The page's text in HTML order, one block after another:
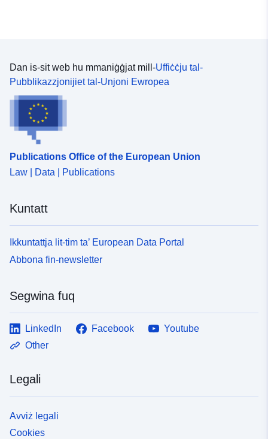
Dan is-sit web hu mmaniġġjat mill-Uffiċċju tal-
Pubblikazzjonijiet tal-Unjoni Ewropea
Publications Office of the European Union
Law | Data | Publications
Kuntatt
Ikkuntattja lit-tim ta’ European Data Portal
Abbona fin-newsletter
Segwina fuq
LinkedIn Facebook
Youtube
Other
Legali
Avviż legali
Cookies